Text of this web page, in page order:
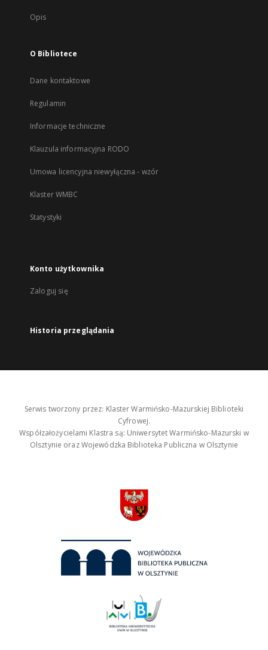
Opis
O Bibliotece
Dane kontaktowe
Regulamin
Informacje techniczne
Klauzula informacyjna RODO
Umowa licencyjna niewyłączna - wzór
Klaster WMBC
Statystyki
Konto użytkownika
Zaloguj się
Historia przeglądania
Serwis tworzony przez: Klaster Warmińsko-Mazurskiej Biblioteki
Cyfrowej.
Współzałożycielami Klastra są: Uniwersytet Warmińsko-Mazurski w
Olsztynie oraz Wojewódzka Biblioteka Publiczna w Olsztynie